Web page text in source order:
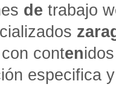
de trabajo
conten
especifica